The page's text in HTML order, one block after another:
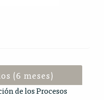
(6 meses)
de los Procesos